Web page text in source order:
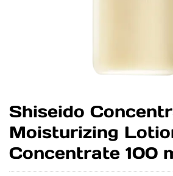
Shiseido
Moisturizing
Concentrate 100